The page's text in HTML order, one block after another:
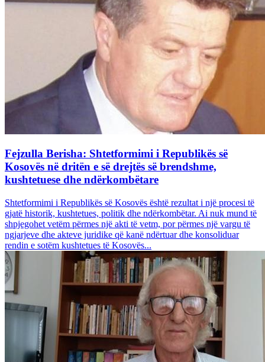
Fejzulla Berisha: Shtetformimi i Republikës së
Kosovës në dritën e së drejtës së brendshme,
kushtetuese dhe ndërkombëtare
Shtetformimi i Republikës së Kosovës është rezultat i një procesi të
gjatë historik, kushtetues, politik dhe ndërkombëtar. Ai nuk mund të
shpjegohet vetëm përmes një akti të vetm, por përmes një vargu të
ngjarjeve dhe akteve juridike që kanë ndërtuar dhe konsoliduar
rendin e sotëm kushtetues të Kosovës...